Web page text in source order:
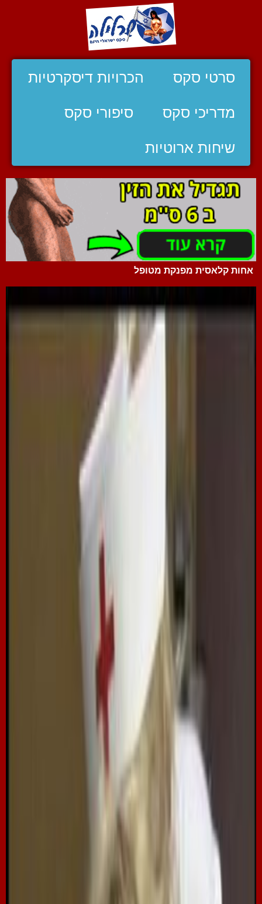
סרטי סקס הכרויות דיסקרטיות
מדריכי סקס סיפורי סקס
שיחות ארוטיות
אחות קלאסית מפנקת מטופל